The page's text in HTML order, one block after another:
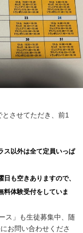
させてただき、前1
ス以外は全て定員いっぱ
も空きありますので、
料体験受付をしていま
ス」も生徒募集中、随
お問い合わせくださ